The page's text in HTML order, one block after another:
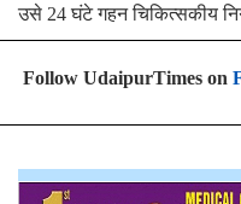
उसे 24 घंटे गहन चिकित्सकीय
Follow UdaipurTimes on